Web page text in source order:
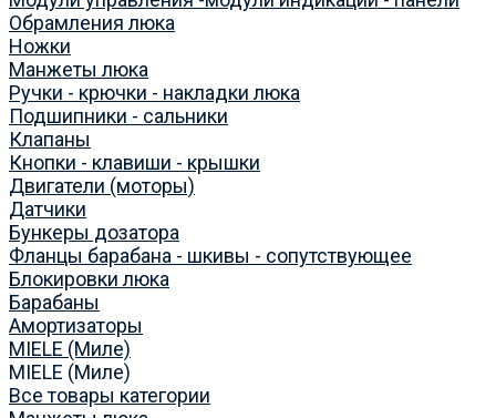
Обрамления люка
Ножки
Манжеты люка
Ручки - крючки - накладки люка
Подшипники - сальники
Клапаны
Кнопки - клавиши - крышки
Двигатели (моторы)
Датчики
Бункеры дозатора
Фланцы барабана - шкивы - сопутствующее
Блокировки люка
Барабаны
Амортизаторы
MIELE (Миле)
MIELE (Миле)
Все товары категории